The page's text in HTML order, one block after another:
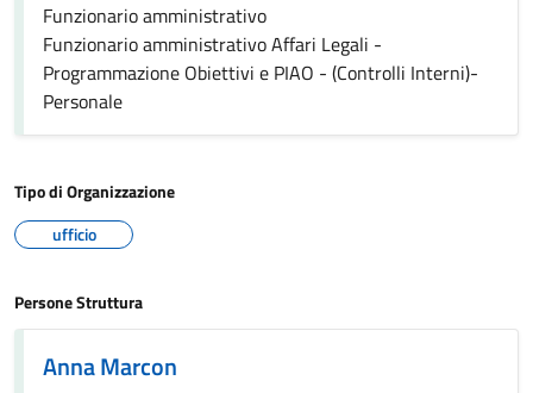
Funzionario amministrativo
Funzionario amministrativo Affari Legali -
Programmazione Obiettivi e PIAO - (Controlli Interni)-
Personale
Tipo di Organizzazione
ufficio
Persone Struttura
Anna Marcon